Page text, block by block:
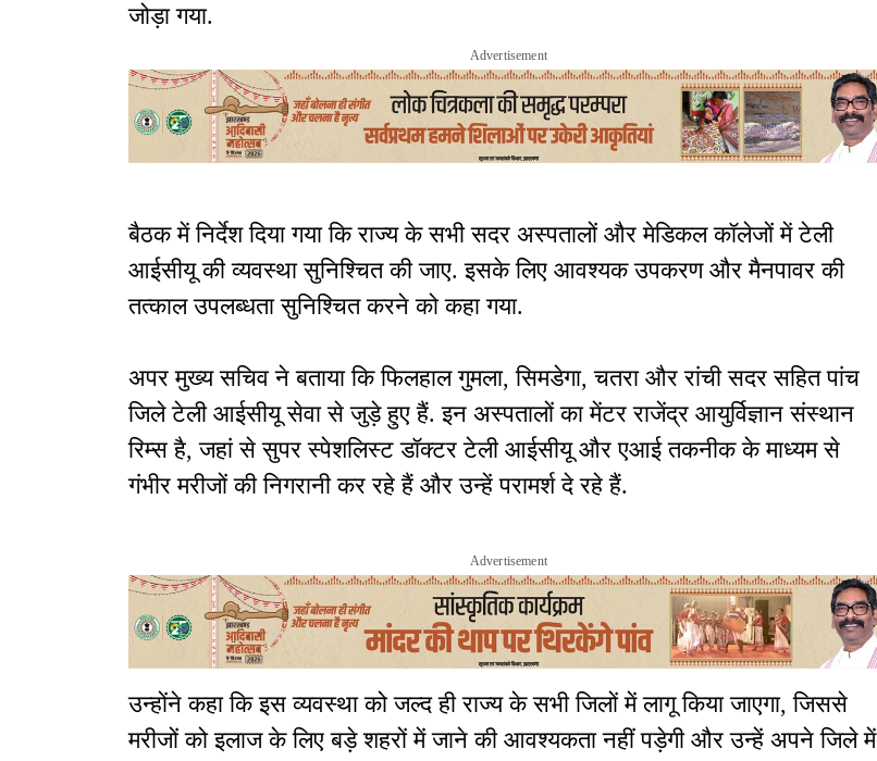
जोड़ा गया.
Advertisement
बैठक में निर्देश दिया गया कि राज्य के सभी सदर अस्पतालों और मेडिकल कॉलेजों में टेली
आईसीयू की व्यवस्था सुनिश्चित की जाए. इसके लिए आवश्यक उपकरण और मैनपावर की
तत्काल उपलब्धता सुनिश्चित करने को कहा गया.
अपर मुख्य सचिव ने बताया कि फिलहाल गुमला, सिमडेगा, चतरा और रांची सदर सहित पांच
जिले टेली आईसीयू सेवा से जुड़े हुए हैं. इन अस्पतालों का मेंटर राजेंद्र आयुर्विज्ञान संस्थान
रिम्स है, जहां से सुपर स्पेशलिस्ट डॉक्टर टेली आईसीयू और एआई तकनीक के माध्यम से
गंभीर मरीजों की निगरानी कर रहे हैं और उन्हें परामर्श दे रहे हैं.
Advertisement
उन्होंने कहा कि इस व्यवस्था को जल्द ही राज्य के सभी जिलों में लागू किया जाएगा, जिससे
मरीजों को इलाज के लिए बड़े शहरों में जाने की आवश्यकता नहीं पड़ेगी और उन्हें अपने जिले में